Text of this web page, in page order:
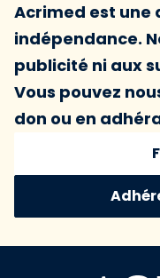
Acrimed est une
indépendance.
publicité ni aux
Vous pouvez
don ou en